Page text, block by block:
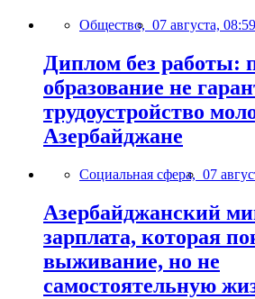
Общество, 07 августа, 08:59
Диплом без работы:
образование не
трудоустройство
Азербайджане
Социальная сфера, 07
Азербайджанский
зарплата, которая
выживание, но не
самостоятельную